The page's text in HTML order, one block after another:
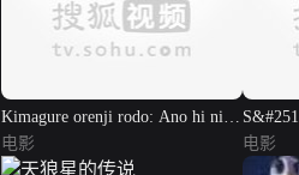
Kimagure orenji rodo: Ano hi ni
kaeritai
电影 电影